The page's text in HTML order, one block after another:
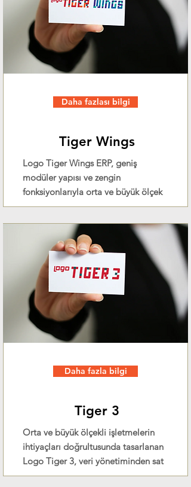
Daha fazlası bilgi
Tiger Wings
Logo Tiger Wings ERP, geniş
modüler yapısı ve zengin
fonksiyonlarıyla orta ve büyük ölçek
Daha fazla bilgi
Tiger 3
Orta ve büyük ölçekli işletmelerin
ihtiyaçları doğrultusunda tasarlanan
Logo Tiger 3, veri yönetiminden sat